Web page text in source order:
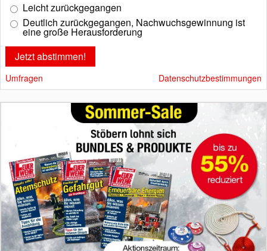
Leicht zurückgegangen
Deutlich zurückgegangen, Nachwuchsgewinnung ist
eine große Herausforderung
Umfragen Datenschutzbestimmungen